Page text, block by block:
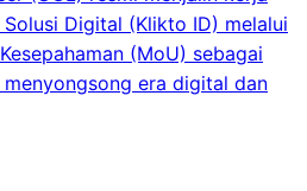
Digital (Klikto ID) melalui
(MoU) sebagai
era digital dan